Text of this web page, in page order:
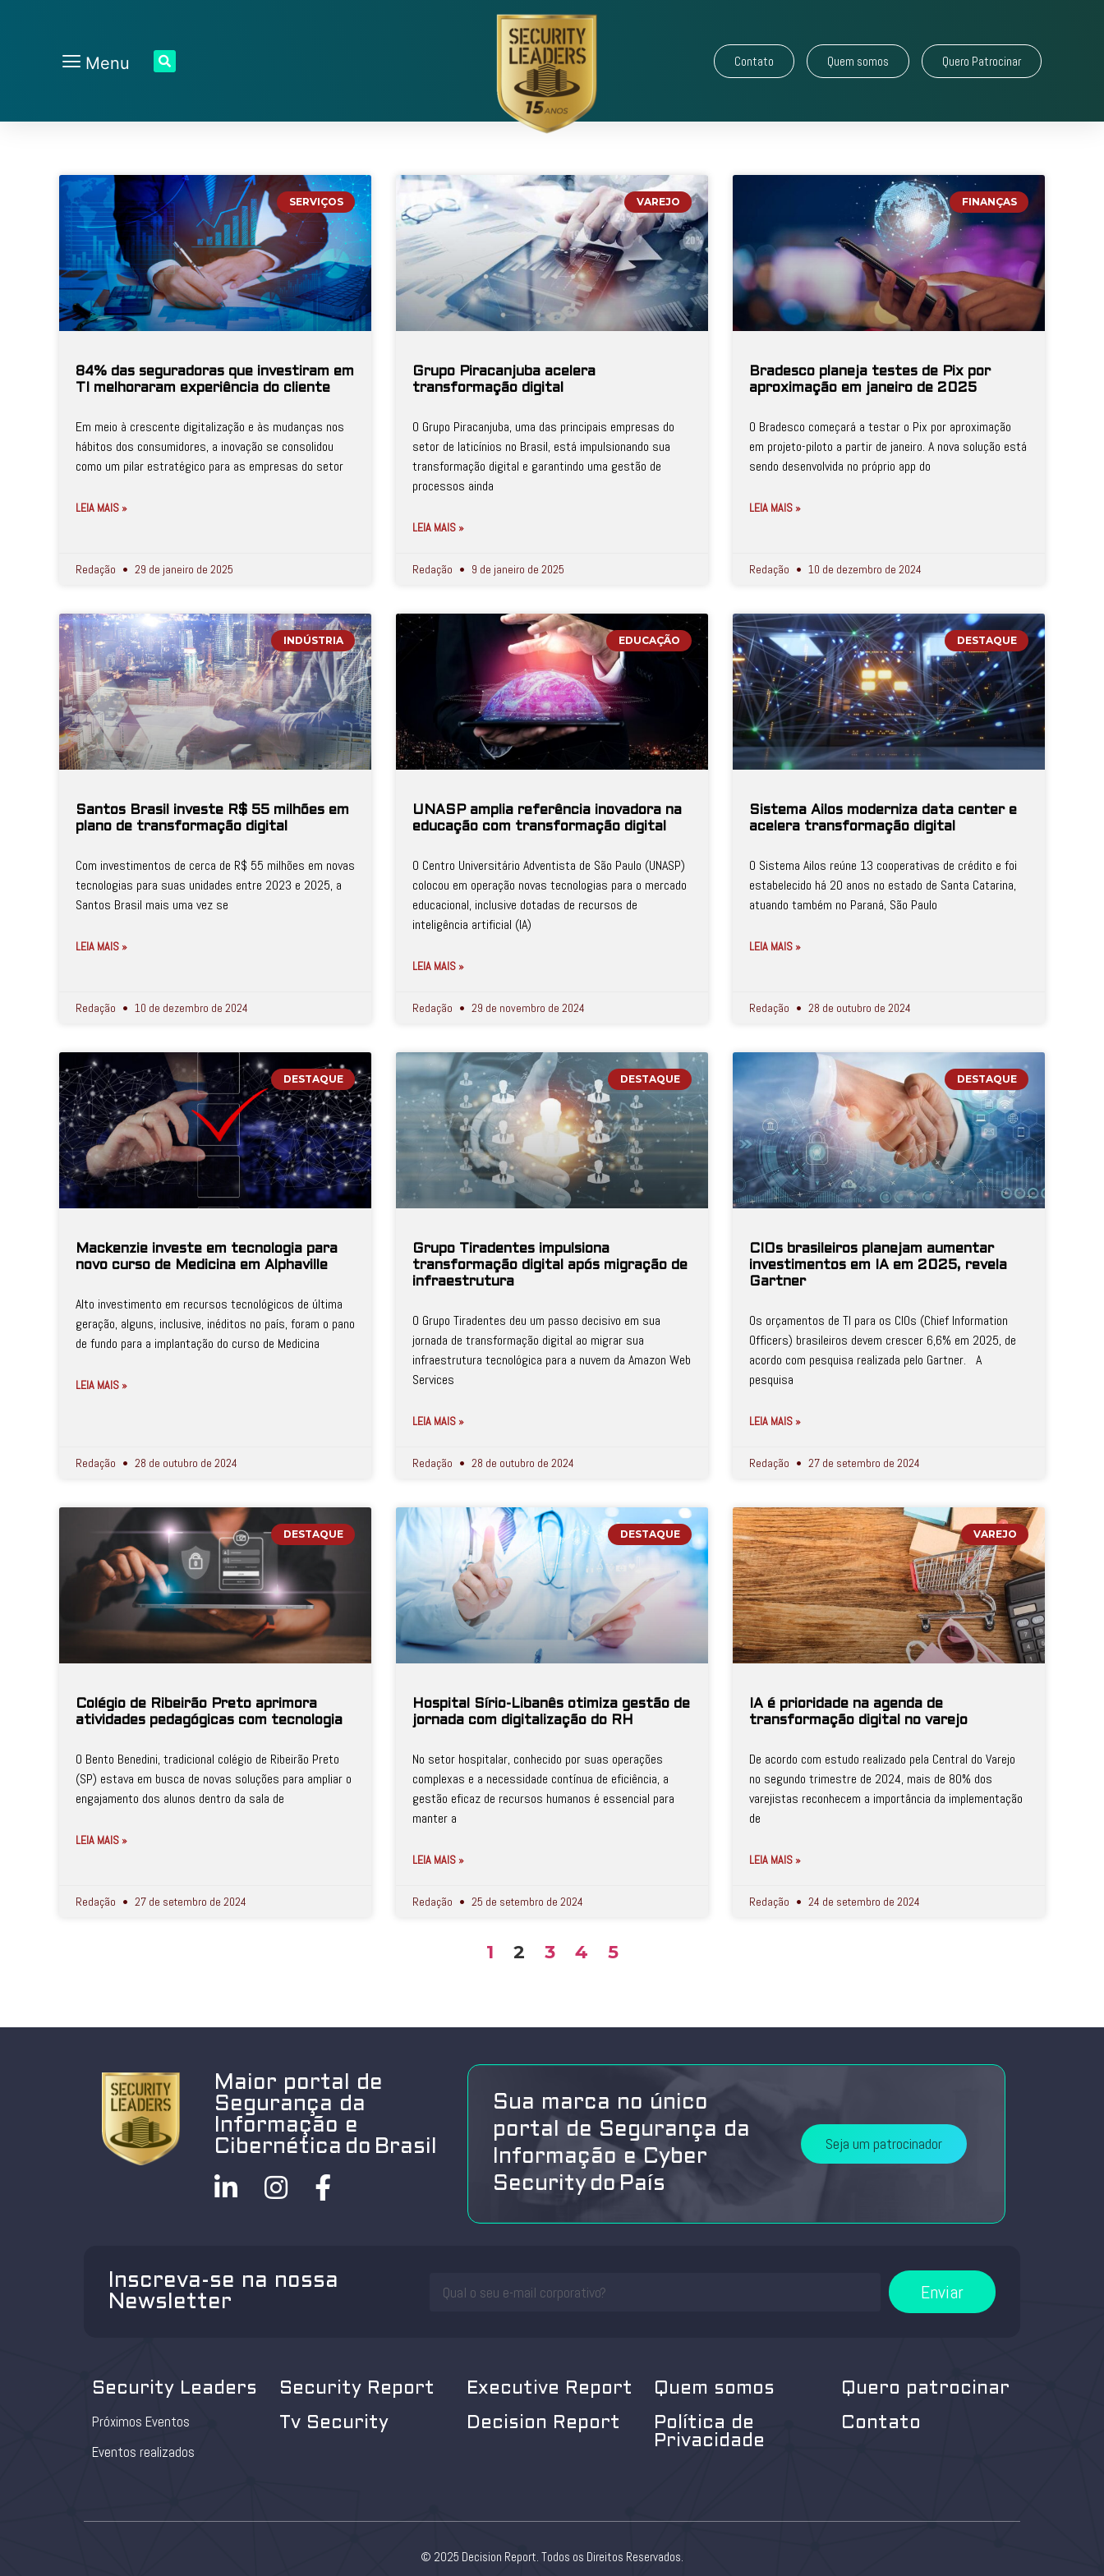
Menu Contato Quem somos Quero Patrocinar
SERVIÇOS
84% das seguradoras que investiram em
TI melhoraram experiência do cliente
Em meio à crescente digitalização e às mudanças nos
hábitos dos consumidores, a inovação se consolidou
como um pilar estratégico para as empresas do setor
LEIA MAIS »
Redação 29 de janeiro de 2025
VAREJO
Grupo Piracanjuba acelera
transformação digital
O Grupo Piracanjuba, uma das principais empresas do
setor de laticínios no Brasil, está impulsionando sua
transformação digital e garantindo uma gestão de
processos ainda
LEIA MAIS »
Redação 9 de janeiro de 2025
FINANÇAS
Bradesco planeja testes de Pix por
aproximação em janeiro de 2025
O Bradesco começará a testar o Pix por aproximação
em projeto-piloto a partir de janeiro. A nova solução está
sendo desenvolvida no próprio app do
LEIA MAIS »
Redação 10 de dezembro de 2024
INDÚSTRIA
Santos Brasil investe R$ 55 milhões em
plano de transformação digital
Com investimentos de cerca de R$ 55 milhões em novas
tecnologias para suas unidades entre 2023 e 2025, a
Santos Brasil mais uma vez se
LEIA MAIS »
Redação 10 de dezembro de 2024
EDUCAÇÃO
UNASP amplia referência inovadora na
educação com transformação digital
O Centro Universitário Adventista de São Paulo (UNASP)
colocou em operação novas tecnologias para o mercado
educacional, inclusive dotadas de recursos de
inteligência artificial (IA)
LEIA MAIS »
Redação 29 de novembro de 2024
DESTAQUE
Sistema Ailos moderniza data center e
acelera transformação digital
O Sistema Ailos reúne 13 cooperativas de crédito e foi
estabelecido há 20 anos no estado de Santa Catarina,
atuando também no Paraná, São Paulo
LEIA MAIS »
Redação 28 de outubro de 2024
DESTAQUE
Mackenzie investe em tecnologia para
novo curso de Medicina em Alphaville
Alto investimento em recursos tecnológicos de última
geração, alguns, inclusive, inéditos no país, foram o pano
de fundo para a implantação do curso de Medicina
LEIA MAIS »
Redação 28 de outubro de 2024
DESTAQUE
Grupo Tiradentes impulsiona
transformação digital após migração de
infraestrutura
O Grupo Tiradentes deu um passo decisivo em sua
jornada de transformação digital ao migrar sua
infraestrutura tecnológica para a nuvem da Amazon Web
Services
LEIA MAIS »
Redação 28 de outubro de 2024
DESTAQUE
CIOs brasileiros planejam aumentar
investimentos em IA em 2025, revela
Gartner
Os orçamentos de TI para os CIOs (Chief Information
Officers) brasileiros devem crescer 6,6% em 2025, de
acordo com pesquisa realizada pelo Gartner. A
pesquisa
LEIA MAIS »
Redação 27 de setembro de 2024
DESTAQUE
Colégio de Ribeirão Preto aprimora
atividades pedagógicas com tecnologia
O Bento Benedini, tradicional colégio de Ribeirão Preto
(SP) estava em busca de novas soluções para ampliar o
engajamento dos alunos dentro da sala de
LEIA MAIS »
Redação 27 de setembro de 2024
DESTAQUE
Hospital Sírio-Libanês otimiza gestão de
jornada com digitalização do RH
No setor hospitalar, conhecido por suas operações
complexas e a necessidade contínua de eficiência, a
gestão eficaz de recursos humanos é essencial para
manter a
LEIA MAIS »
Redação 25 de setembro de 2024
VAREJO
IA é prioridade na agenda de
transformação digital no varejo
De acordo com estudo realizado pela Central do Varejo
no segundo trimestre de 2024, mais de 80% dos
varejistas reconhecem a importância da implementação
de
LEIA MAIS »
Redação 24 de setembro de 2024
1 2 3 4 5
Maior portal de
Segurança da
Informação e
Cibernética do Brasil
Sua marca no único
portal de Segurança da
Informação e Cyber
Security do País
Seja um patrocinador
Inscreva-se na nossa
Newsletter
Enviar
Security Leaders
Próximos Eventos
Eventos realizados
Security Report
Tv Security
Executive Report
Decision Report
Quem somos
Política de
Privacidade
Quero patrocinar
Contato
© 2025 Decision Report. Todos os Direitos Reservados.